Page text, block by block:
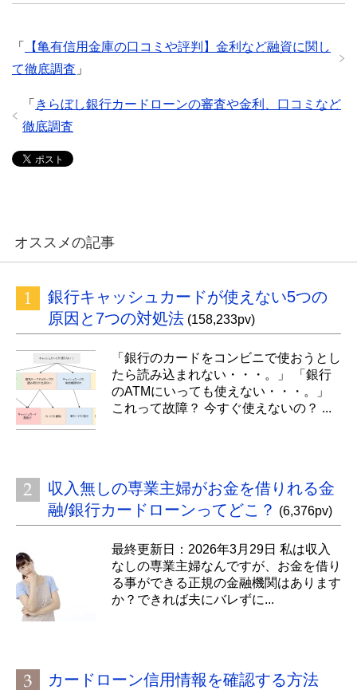
「
【亀有信用金庫の口コミや評判】金利など融資に関し
て徹底調査 」
「 きらぼし銀行カードローンの審査や金利、口コミなど
徹底調査
オススメの記事
銀行キャッシュカードが使えない5つの
原因と7つの対処法 (158,233pv)
「銀行のカードをコンビニで使おうとし
たら読み込まれない・・・。」 「銀行
のATMにいっても使えない・・・。」
これって故障？ 今すぐ使えないの？ ...
収入無しの専業主婦がお金を借りれる金
融/銀行カードローンってどこ？ (6,376pv)
最終更新日：2026年3月29日 私は収入
なしの専業主婦なんですが、お金を借り
る事ができる正規の金融機関はあります
か？できれば夫にバレずに...
カードローン信用情報を確認する方法